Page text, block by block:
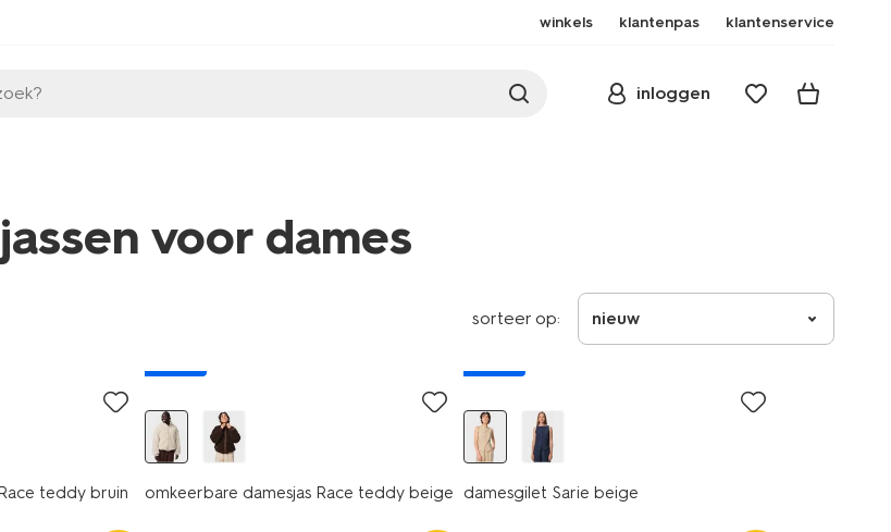
winkels klantenpas klantenservice
inloggen
voor dames
sorteer op: nieuw
teddy bruin omkeerbare damesjas Race teddy beige damesgilet Sarie beige